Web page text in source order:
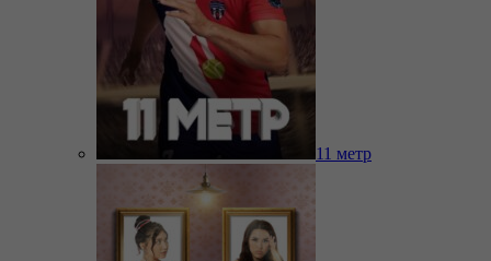
11 метр